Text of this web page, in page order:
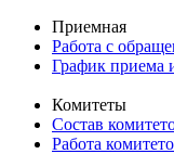
Приемная
Работа с
График приема
Комитеты
Состав
Работа